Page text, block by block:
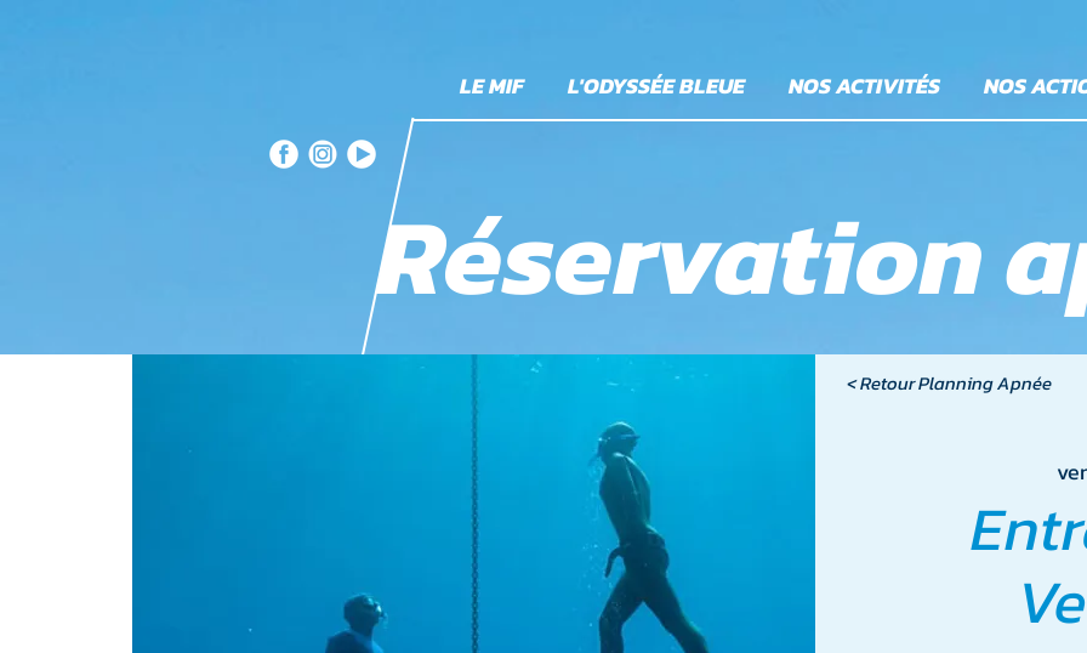
LE MIF L'ODYSSÉE BLEUE NOS ACTIVITÉS NOS
Réservation
< Retour Planning Apnée